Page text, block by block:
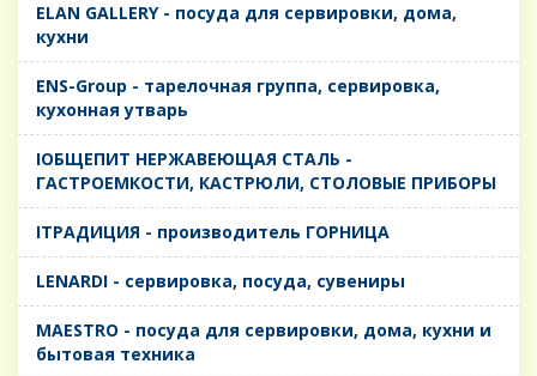
ELAN GALLERY - посуда для сервировки, дома,
кухни
ENS-Group - тарелочная группа, сервировка,
кухонная утварь
IОБЩЕПИТ НЕРЖАВЕЮЩАЯ СТАЛЬ -
ГАСТРОЕМКОСТИ, КАСТРЮЛИ, СТОЛОВЫЕ ПРИБОРЫ
IТРАДИЦИЯ - производитель ГОРНИЦА
LENARDI - сервировка, посуда, сувениры
MAESTRO - посуда для сервировки, дома, кухни и
бытовая техника